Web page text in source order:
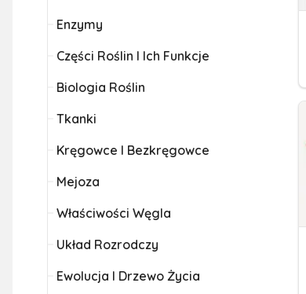
Enzymy
Części Roślin I Ich Funkcje
Biologia Roślin
Tkanki
Kręgowce I Bezkręgowce
Mejoza
Właściwości Węgla
Układ Rozrodczy
Ewolucja I Drzewo Życia